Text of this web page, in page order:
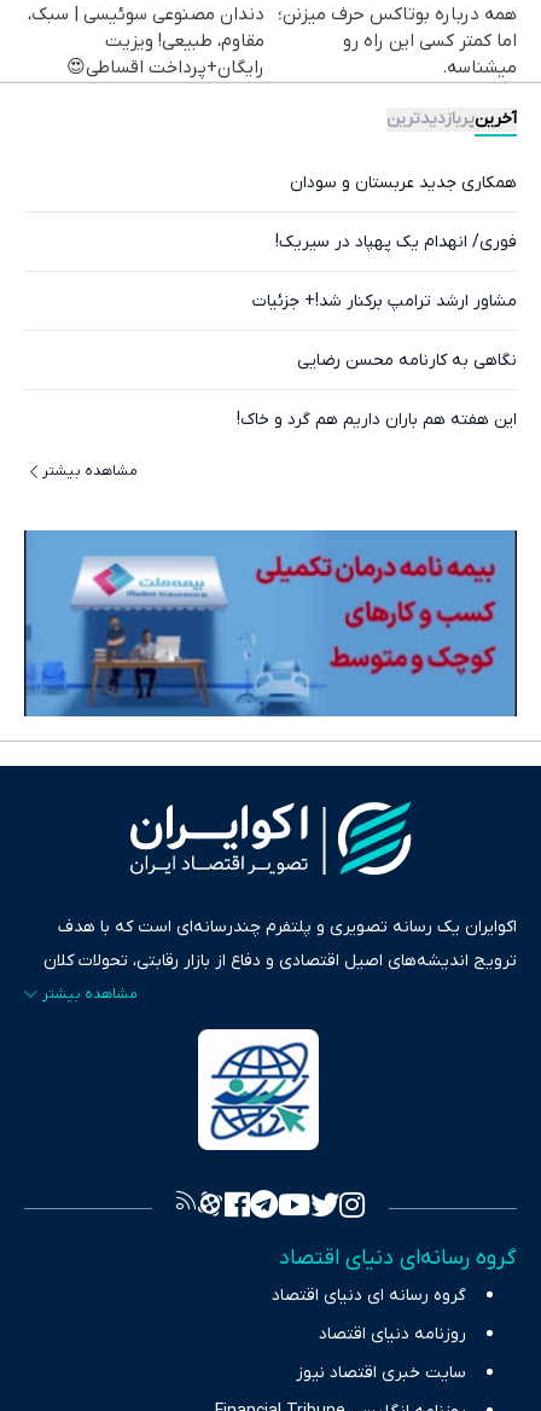
همه درباره بوتاکس حرف میزنن؛
اما کمتر کسی این راه رو
میشناسه.
دندان مصنوعی سوئیسی | سبک،
مقاوم، طبیعی! ویزیت
رایگان+پرداخت اقساطی😍
آخرینپربازدیدترین
همکاری جدید عربستان و سودان
فوری/ انهدام یک پهپاد در سیریک!
مشاور ارشد ترامپ برکنار شد!+ جزئیات
نگاهی به کارنامه محسن رضایی
این هفته هم باران داریم هم گرد و خاک!
مشاهده بیشتر
اکوایران یک رسانه تصویری و پلتفرم چندرسانه‌ای است که با هدف
ترویج اندیشه‌های اصیل اقتصادی و دفاع از بازار رقابتی، تحولات کلان
ایران و جهان را در قالب‌های ویدیو، پادکست، متن و گزارش‌های تحلیلی
پایش می‌کند. این رسانه به عنوان منبعی دقیق و قابل اعتماد، فراتر از
اطلاع‌رسانی صرف، به تبیین سیاست‌ها و کارکردهای بازارهای مالی،
سرمایه‌گذاری، تجارت و حوزه‌های نوظهور می‌پردازد. اکوایران با پایبندی
به اصول «انصاف، امانت و صداقت»، بستری برای انعکاس آراء متنوع
تصویری شفاف از واقعیت‌های اقتصادی ارائه دهد. ما در اکوایران با
چالش‌های فقر و بیکاری را جست‌وجو کرده و در کنار تحلیل آمارها،
نیازهای خبری مخاطبان در حوزه‌های اثرگذار بر اقتصاد را با رویکردی
حرفه‌ای و روزآمد پوشش می‌دهیم.
گروه رسانه‌ای دنیای اقتصاد
گروه رسانه ای دنیای اقتصاد
روزنامه دنیای اقتصاد
سایت خبری اقتصاد نیوز